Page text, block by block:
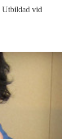
Utbildad vid